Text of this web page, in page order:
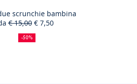
scrunchie bambina
50%
di
sconto
Prezzo
precedente
:
€ 15,00Nuovo
prezzo
:
€ 7,50
-50%